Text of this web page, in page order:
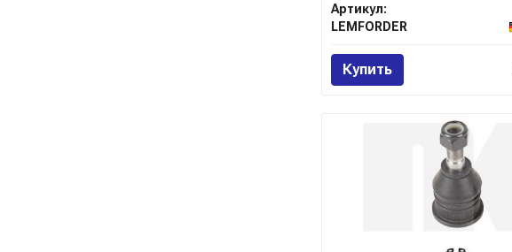
Артикул:
LEMFORDER
Купить